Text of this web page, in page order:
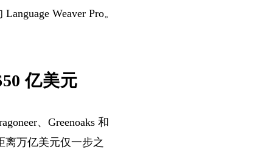
Weaver Pro。
亿美元
、Greenoaks 和
离万亿美元仅一步之